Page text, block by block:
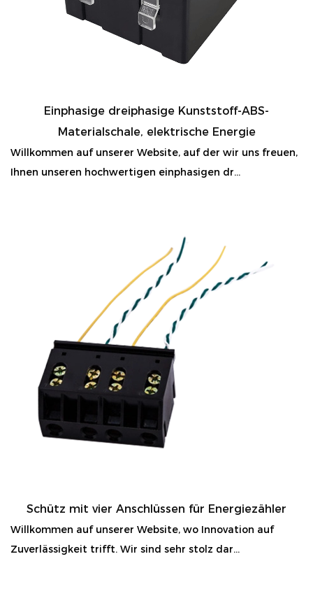
Einphasige dreiphasige Kunststoff-ABS-
Materialschale, elektrische Energie
Willkommen auf unserer Website, auf der wir uns freuen,
Ihnen unseren hochwertigen einphasigen dr...
Schütz mit vier Anschlüssen für Energiezähler
Willkommen auf unserer Website, wo Innovation auf
Zuverlässigkeit trifft. Wir sind sehr stolz dar...